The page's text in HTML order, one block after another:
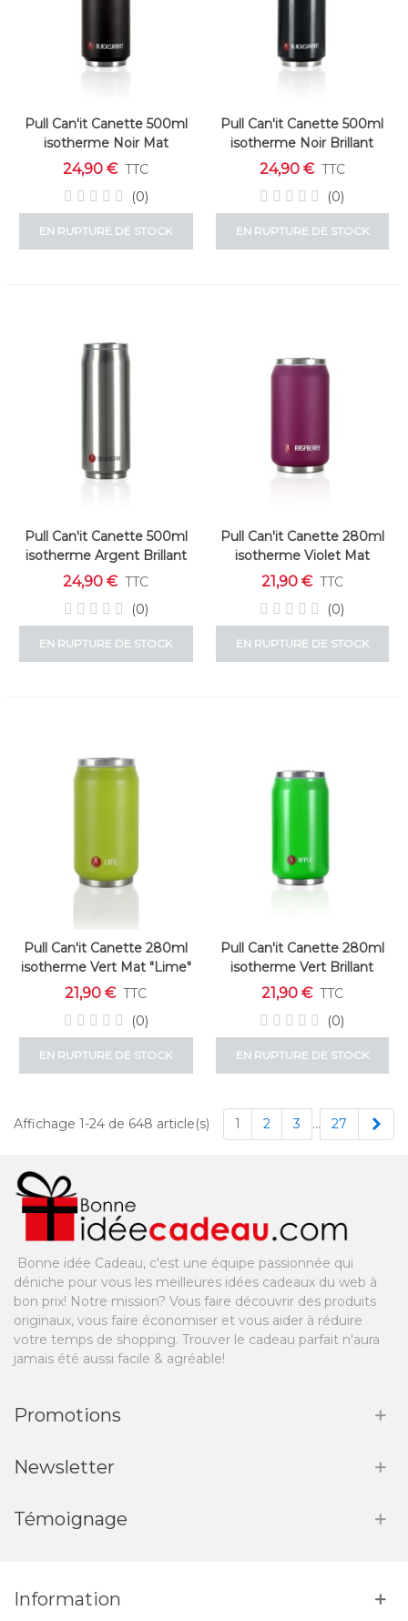
Pull Can'it Canette 500ml
isotherme Noir Mat
"Blackcurrant"
24,90 € TTC
(0)
EN RUPTURE DE STOCK
Pull Can'it Canette 500ml
isotherme Noir Brillant
"Blackcurrant"
24,90 € TTC
(0)
EN RUPTURE DE STOCK
Pull Can'it Canette 500ml
isotherme Argent Brillant
"Silverstar"
24,90 € TTC
(0)
EN RUPTURE DE STOCK
Pull Can'it Canette 280ml
isotherme Violet Mat
"Raspberry"
21,90 € TTC
(0)
EN RUPTURE DE STOCK
Pull Can'it Canette 280ml
isotherme Vert Mat "Lime"
21,90 € TTC
(0)
EN RUPTURE DE STOCK
Pull Can'it Canette 280ml
isotherme Vert Brillant
"Apple"
21,90 € TTC
(0)
EN RUPTURE DE STOCK
Affichage 1-24 de 648 article(s) 1 2 3 … 27
Bonne idée Cadeau, c'est une équipe passionnée qui
déniche pour vous les meilleures idées cadeaux du web à
bon prix! Notre mission? Vous faire découvrir des produits
originaux, vous faire économiser et vous aider à réduire
votre temps de shopping. Trouver le cadeau parfait n'aura
jamais été aussi facile & agréable!
Promotions
Newsletter
Témoignage
Information